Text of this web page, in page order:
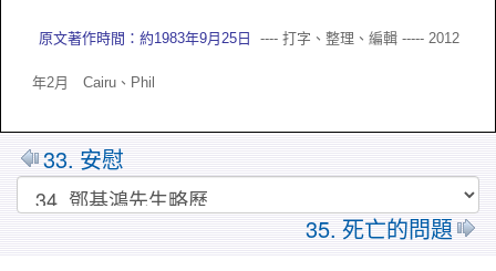
原文著作時間：約1983年9月25日 ---- 打字、整理、編輯 ----- 2012
年2月 Cairu、 Phil
33. 安慰
35. 死亡的問題